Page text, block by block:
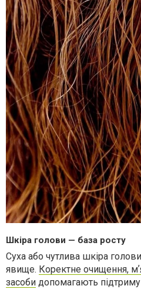
Шкіра голови — база росту
Суха або чутлива шкіра
явище. Коректне очищення,
засоби допомагають